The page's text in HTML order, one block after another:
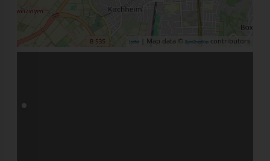
Leaflet | Map data © OpenStreetMap contributors